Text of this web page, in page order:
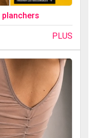
planchers
PLUS